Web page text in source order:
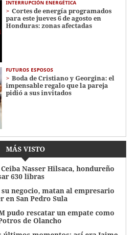
INTERRUPCIÓN ENERGÉTICA
Cortes de energía programados
para este jueves 6 de agosto en
Honduras: zonas afectadas
FUTUROS ESPOSOS
Boda de Cristiano y Georgina: el
impensable regalo que la pareja
pidió a sus invitados
MÁS VISTO
Nasser Hilsaca, hondureño
630 libras
negocio, matan al empresario
en San Pedro Sula
pudo rescatar un empate como
de Olancho